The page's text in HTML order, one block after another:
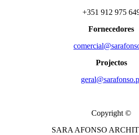
+351 912 975
Fornecedores
Projectos
Copyright ©
SARA AFONSO